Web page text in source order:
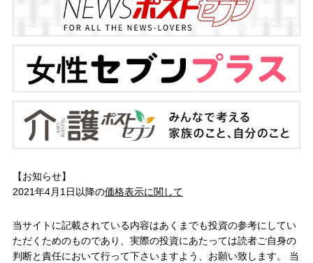
【お知らせ】
2021年4月1日以降の価格表示に関して
当サイトに記載されている内容はあくまでも投資の参考にしてい
ただくためのものであり、実際の投資にあたっては読者ご自身の
判断と責任において行って下さいますよう、お願い致します。 当